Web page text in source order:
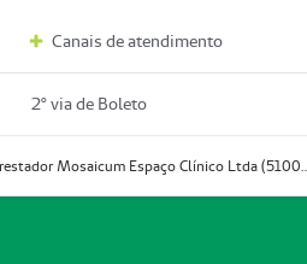
Canais de atendimento
2º via de Boleto
Prestador Mosaicum